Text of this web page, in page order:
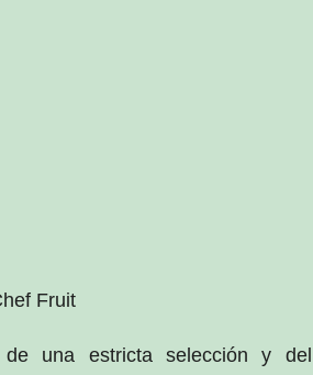
Fruit
una estricta selección y del